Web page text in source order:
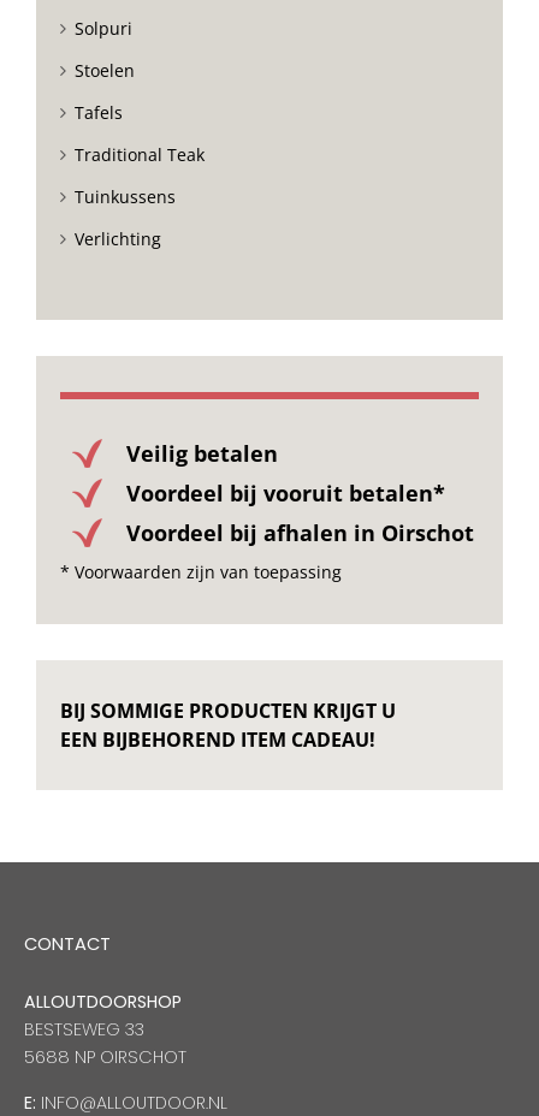
Solpuri
Stoelen
Tafels
Traditional Teak
Tuinkussens
Verlichting
Veilig betalen
Voordeel bij vooruit betalen*
Voordeel bij afhalen in Oirschot
* Voorwaarden zijn van toepassing
BIJ SOMMIGE PRODUCTEN KRIJGT U
EEN BIJBEHOREND ITEM CADEAU!
CONTACT
ALLOUTDOORSHOP
BESTSEWEG 33
5688 NP OIRSCHOT
E: INFO@ALLOUTDOOR.NL